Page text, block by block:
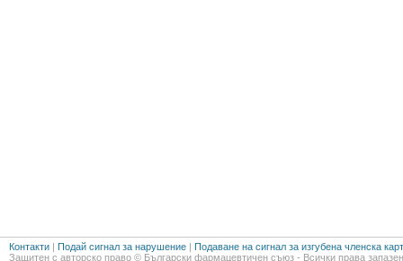
Контакти | Подай сигнал за нарушение | Подаване на сигнал за изгубена членска
Защитен с авторско право © Български фармацевтичен съюз - Всички права